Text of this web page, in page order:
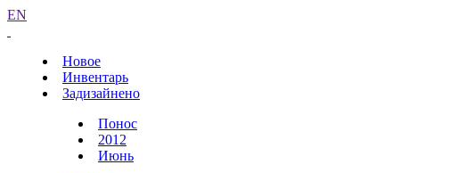
EN
Новое
Инвентарь
Задизайнено
Понос
2012
Июнь